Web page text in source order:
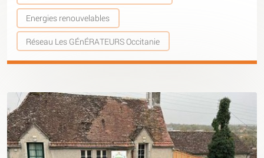
Energies renouvelables
Réseau Les GÉnÉRATEURS Occitanie